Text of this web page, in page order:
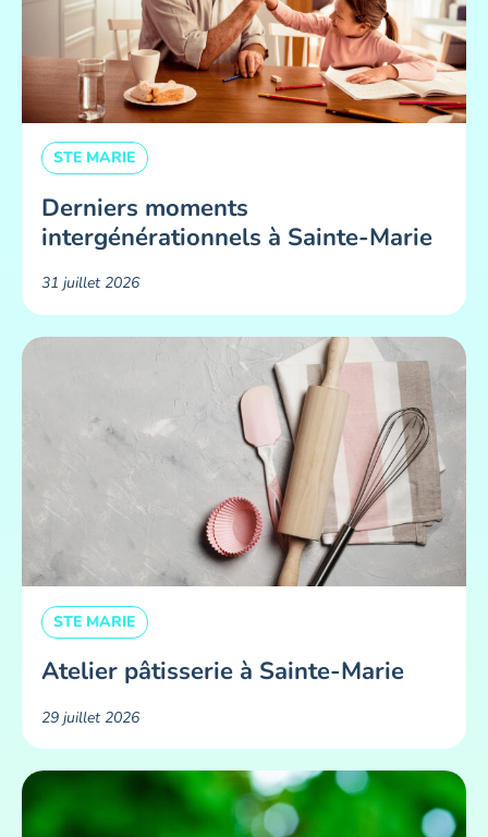
STE MARIE
Derniers moments
intergénérationnels à Sainte-Marie
31 juillet 2026
STE MARIE
Atelier pâtisserie à Sainte-Marie
29 juillet 2026